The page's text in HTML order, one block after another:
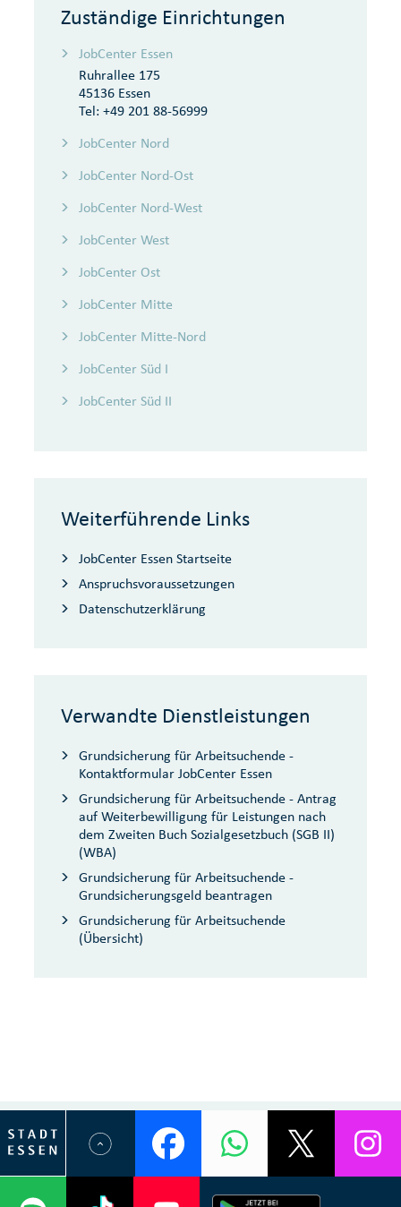
Zuständige Einrichtungen
JobCenter Essen
Ruhrallee 175
45136 Essen
Tel: +49 201 88-56999
JobCenter Nord
JobCenter Nord-Ost
JobCenter Nord-West
JobCenter West
JobCenter Ost
JobCenter Mitte
JobCenter Mitte-Nord
JobCenter Süd I
JobCenter Süd II
Weiterführende Links
JobCenter Essen Startseite
Anspruchsvoraussetzungen
Datenschutzerklärung
Verwandte Dienstleistungen
Grundsicherung für Arbeitsuchende -
Kontaktformular JobCenter Essen
Grundsicherung für Arbeitsuchende - Antrag
auf Weiterbewilligung für Leistungen nach
dem Zweiten Buch Sozialgesetzbuch (SGB II)
(WBA)
Grundsicherung für Arbeitsuchende -
Grundsicherungsgeld beantragen
Grundsicherung für Arbeitsuchende
(Übersicht)